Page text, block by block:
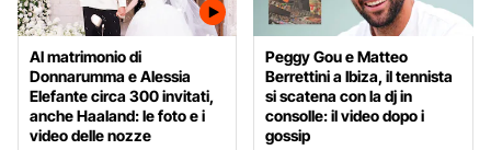
Al matrimonio di
Donnarumma e Alessia
Elefante circa 300 invitati,
anche Haaland: le foto e i
video delle nozze
Peggy Gou e Matteo
Berrettini a Ibiza, il tennista
si scatena con la dj in
consolle: il video dopo i
gossip